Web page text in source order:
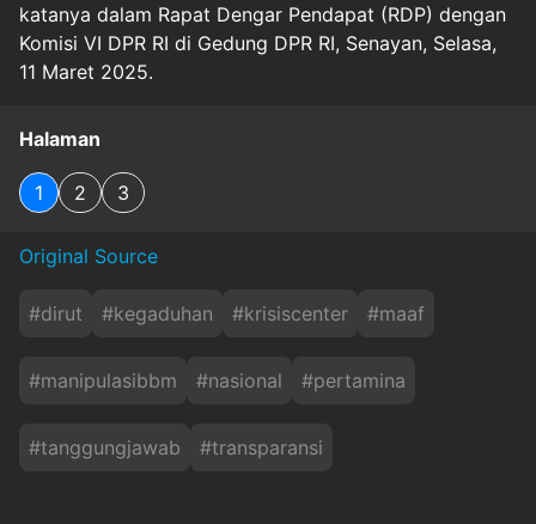
katanya dalam Rapat Dengar Pendapat (RDP) dengan
Komisi VI DPR RI di Gedung DPR RI, Senayan, Selasa,
11 Maret 2025.
Halaman
1 2 3
Original Source
#dirut #kegaduhan #krisiscenter #maaf
#manipulasibbm #nasional #pertamina
#tanggungjawab #transparansi